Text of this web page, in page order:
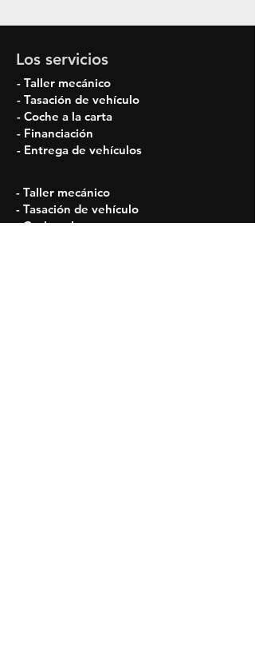
Los servicios
- Taller mecánico
- Tasación de vehículo
- Coche a la carta
- Financiación
- Entrega de vehículos
- Taller mecánico
- Tasación de vehículo
- Coche a la carta